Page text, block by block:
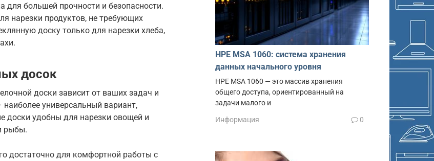
для большей прочности и безопасности.
нарезки продуктов, не требующих
доску только для нарезки хлеба,
досок
доски зависит от ваших задач и
универсальный вариант,
доски удобны для нарезки овощей и
рыбы.
достаточно для комфортной работы с
HPE MSA 1060: система хранения
данных начального уровня
HPE MSA 1060 — это массив хранения
общего доступа, ориентированный на
задачи малого и
Информация 0